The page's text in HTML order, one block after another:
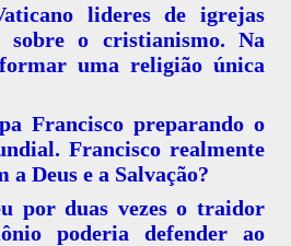
lideres de igrejas
sobre o cristianismo. Na
uma religião única
Francisco preparando o
Francisco realmente
Deus e a Salvação?
por duas vezes o traidor
poderia defender ao